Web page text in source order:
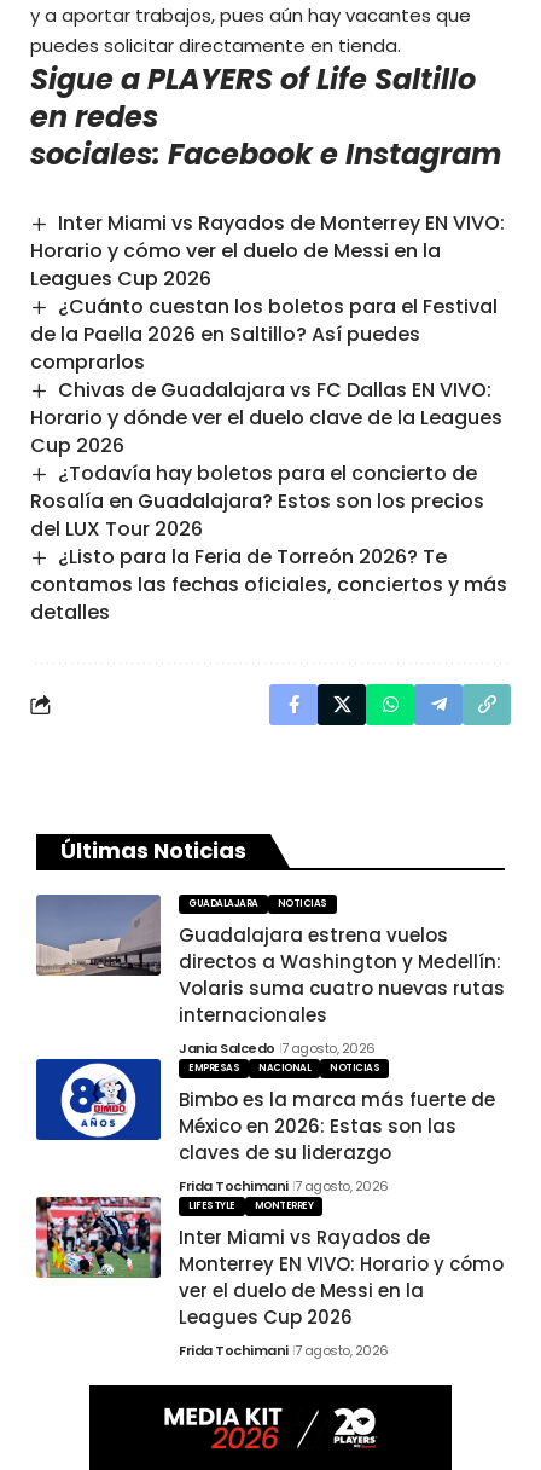
y a aportar trabajos, pues aún hay vacantes que
puedes solicitar directamente en tienda.
Sigue a PLAYERS of Life Saltillo
en redes
sociales: FacebookeInstagram
Inter Miami vs Rayados de Monterrey EN VIVO:
Horario y cómo ver el duelo de Messi en la
Leagues Cup 2026
¿Cuánto cuestan los boletos para el Festival
de la Paella 2026 en Saltillo? Así puedes
comprarlos
Chivas de Guadalajara vs FC Dallas EN VIVO:
Horario y dónde ver el duelo clave de la Leagues
Cup 2026
¿Todavía hay boletos para el concierto de
Rosalía en Guadalajara? Estos son los precios
del LUX Tour 2026
¿Listo para la Feria de Torreón 2026? Te
contamos las fechas oficiales, conciertos y más
detalles
Últimas Noticias
GUADALAJARA NOTICIAS
Guadalajara estrena vuelos
directos a Washington y Medellín:
Volaris suma cuatro nuevas rutas
internacionales
Jania Salcedo 7 agosto, 2026
EMPRESAS NACIONAL NOTICIAS
Bimbo es la marca más fuerte de
México en 2026: Estas son las
claves de su liderazgo
Frida Tochimani 7 agosto, 2026
LIFESTYLE MONTERREY
Inter Miami vs Rayados de
Monterrey EN VIVO: Horario y cómo
ver el duelo de Messi en la
Leagues Cup 2026
Frida Tochimani 7 agosto, 2026